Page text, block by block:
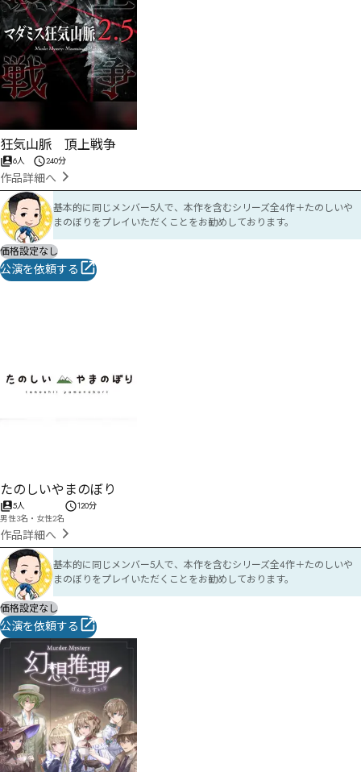
狂気山脈 頂上戦争
6人 240分
作品詳細へ
基本的に同じメンバー5人で、本作を含むシリーズ全4作＋たのしいや
まのぼりをプレイいただくことをお勧めしております。
価格設定なし
公演を依頼する
たのしいやまのぼり
5人
男性3名・女性2名
120分
作品詳細へ
基本的に同じメンバー5人で、本作を含むシリーズ全4作＋たのしいや
まのぼりをプレイいただくことをお勧めしております。
価格設定なし
公演を依頼する